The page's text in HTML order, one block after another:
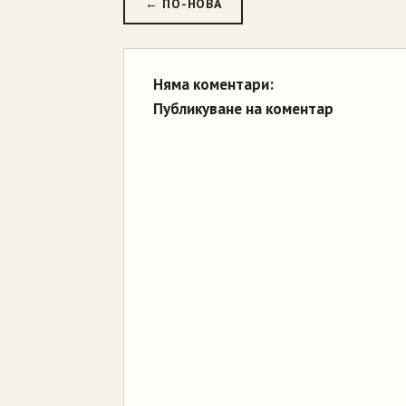
← ПО-НОВА
Няма коментари:
Публикуване на коментар